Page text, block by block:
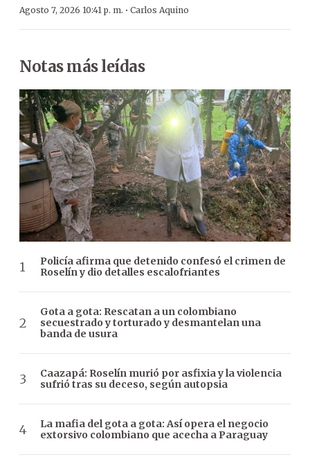
Agosto 7, 2026 10:41 p. m. · Carlos Aquino
Notas más leídas
Policía afirma que detenido confesó el crimen de
Roselín y dio detalles escalofriantes
Gota a gota: Rescatan a un colombiano
secuestrado y torturado y desmantelan una
banda de usura
Caazapá: Roselín murió por asfixia y la violencia
sufrió tras su deceso, según autopsia
La mafia del gota a gota: Así opera el negocio
extorsivo colombiano que acecha a Paraguay